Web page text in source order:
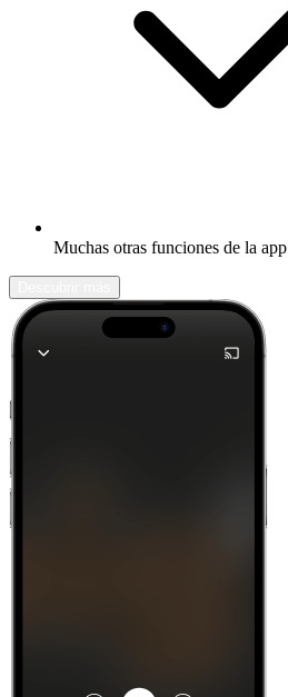
Muchas otras funciones de la app